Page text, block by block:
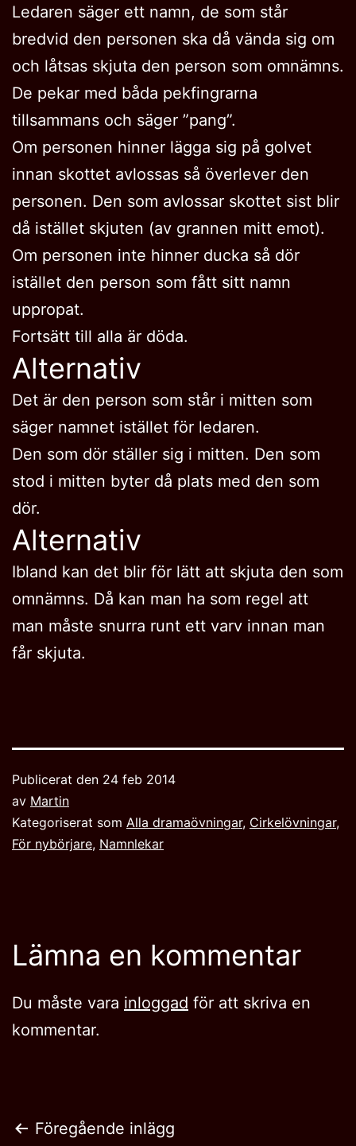
Ledaren säger ett namn, de som står
bredvid den personen ska då vända sig om
och låtsas skjuta den person som omnämns.
De pekar med båda pekfingrarna
tillsammans och säger ”pang”.
Om personen hinner lägga sig på golvet
innan skottet avlossas så överlever den
personen. Den som avlossar skottet sist blir
då istället skjuten (av grannen mitt emot).
Om personen inte hinner ducka så dör
istället den person som fått sitt namn
uppropat.
Fortsätt till alla är döda.
Alternativ
Det är den person som står i mitten som
säger namnet istället för ledaren.
Den som dör ställer sig i mitten. Den som
stod i mitten byter då plats med den som
dör.
Alternativ
Ibland kan det blir för lätt att skjuta den som
omnämns. Då kan man ha som regel att
man måste snurra runt ett varv innan man
får skjuta.
Publicerat den 24 feb 2014
av Martin
Kategoriserat som Alla dramaövningar, Cirkelövningar,
För nybörjare, Namnlekar‎
Lämna en kommentar
Du måste vara inloggad för att skriva en
kommentar.
Inläggsnavigering
Föregående inlägg